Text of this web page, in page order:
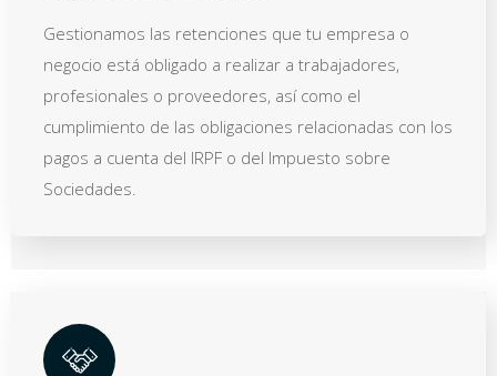
Gestionamos las retenciones que tu empresa o
negocio está obligado a realizar a trabajadores,
profesionales o proveedores, así como el
cumplimiento de las obligaciones relacionadas con los
pagos a cuenta del IRPF o del Impuesto sobre
Sociedades.